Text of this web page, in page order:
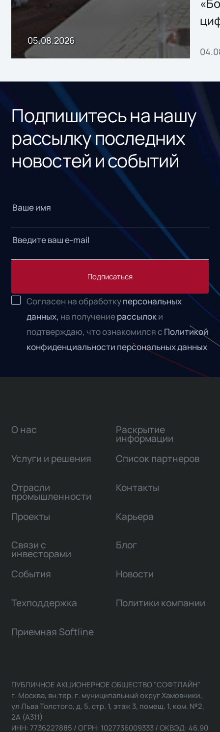
05.08.2026
Подпишитесь на нашу
рассылку последних
новостей и событий
Подписаться
Согласен на обработкуперсональных
данных, на получениерассылоки
подтверждаю, что ознакомился с Политикой
конфиденциальности персональных данных
О нас
Услуги и решения
Отрасли
промышленности
Проекты
Связи с
инвесторами
Раскрытие
информации
Список партнеров
Контакты
Карьера
Блог
События Новости
Техподдержка Политики компании
Приемная Softline
ПУБЛИЧНОЕ АКЦИОНЕРНОЕ ОБЩЕСТВО "СОФТЛАЙН"
г. Москва, вн.тер. г. муниципальный округ Хамовники,
ул Льва Толстого, д. 5, стр. 1, этаж 3, помещ. 1, ком. №2,
2А (А311)
ИНН: 7736227885 / ОГРН: 1027736009333 / ОКВЭД: 46.90